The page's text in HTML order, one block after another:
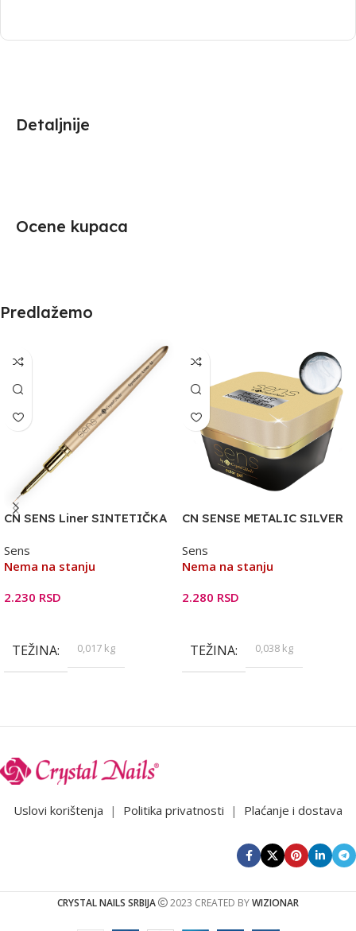
Detaljnije
Ocene kupaca
Predlažemo
CN SENS Liner SINTETIČKA
Sens
Nema na stanju
2.230 RSD
TEŽINA 0,017 kg
CN SENSE METALIC SILVER
SREBRO
Sens
Nema na stanju
2.280 RSD
TEŽINA 0,038 kg
Uslovi korištenja | Politika privatnosti | Plaćanje i dostava
CRYSTAL NAILS SRBIJA 2023 CREATED BYWIZIONAR